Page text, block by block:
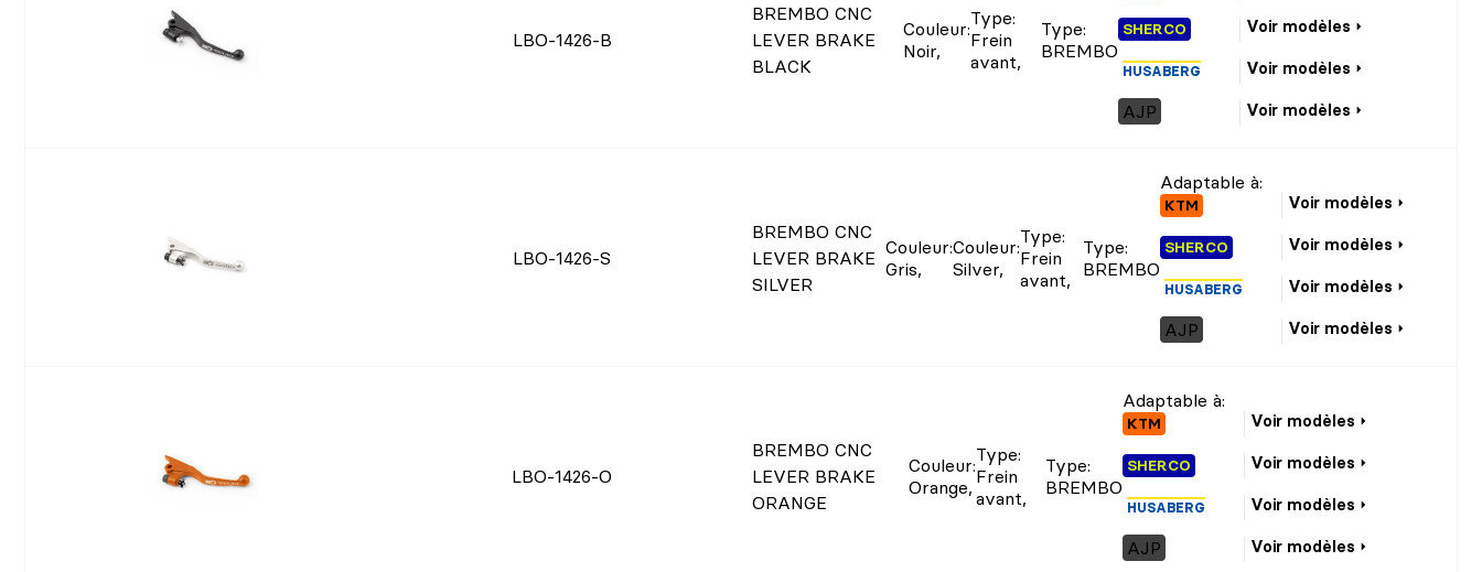
LBO-1426-B
BREMBO CNC
LEVER BRAKE
BLACK
Couleur:
Noir,
Type:
Frein
avant,
Type:
BREMBO
SHERCO Voir modèles
HUSABERG Voir modèles
AJP Voir modèles
LBO-1426-S
BREMBO CNC
LEVER BRAKE
SILVER
Couleur:
Gris,
Couleur:
Silver,
Type:
Frein
avant,
Type:
BREMBO
Adaptable à:
KTM Voir modèles
SHERCO Voir modèles
HUSABERG Voir modèles
AJP Voir modèles
LBO-1426-O
BREMBO CNC
LEVER BRAKE
ORANGE
Couleur:
Orange,
Type:
Frein
avant,
Type:
BREMBO
Adaptable à:
KTM Voir modèles
SHERCO Voir modèles
HUSABERG Voir modèles
AJP Voir modèles